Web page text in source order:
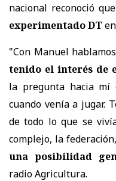
nacional reconoció
experimentado DT
"Con Manuel
tenido el interés de
la pregunta hacia mí
cuando venía a jugar.
de todo lo que se
complejo, la
una posibilidad
radio Agricultura.